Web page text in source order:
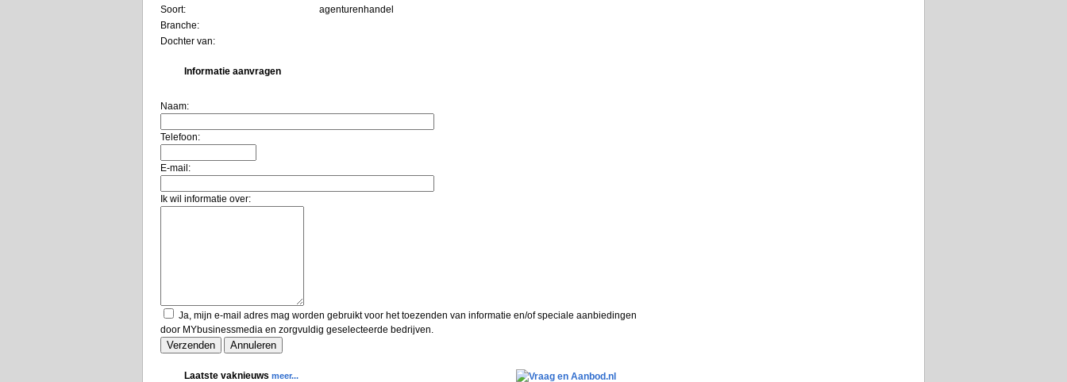
Soort:
agenturenhandel
Branche:
Dochter van:
Informatie aanvragen
Naam:
Telefoon:
E-mail:
Ik wil informatie over:
Ja, mijn e-mail adres mag worden gebruikt voor het toezenden van informatie en/of speciale aanbiedingen
door MYbusinessmedia en zorgvuldig geselecteerde bedrijven.
Laatste vaknieuws meer...